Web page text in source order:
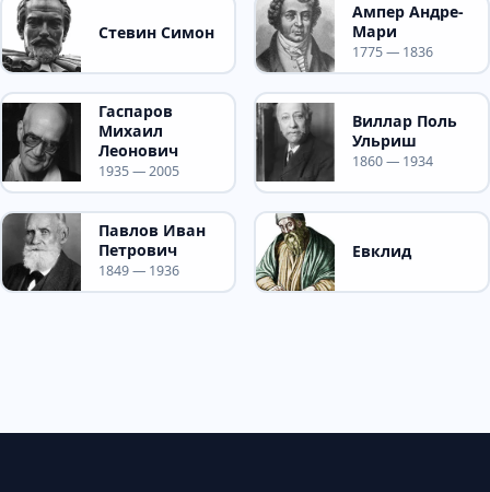
Стевин Симон
Ампер Андре-
Мари
1775 — 1836
Гаспаров
Михаил
Леонович
1935 — 2005
Виллар Поль
Ульриш
1860 — 1934
Павлов Иван
Петрович
1849 — 1936
Евклид